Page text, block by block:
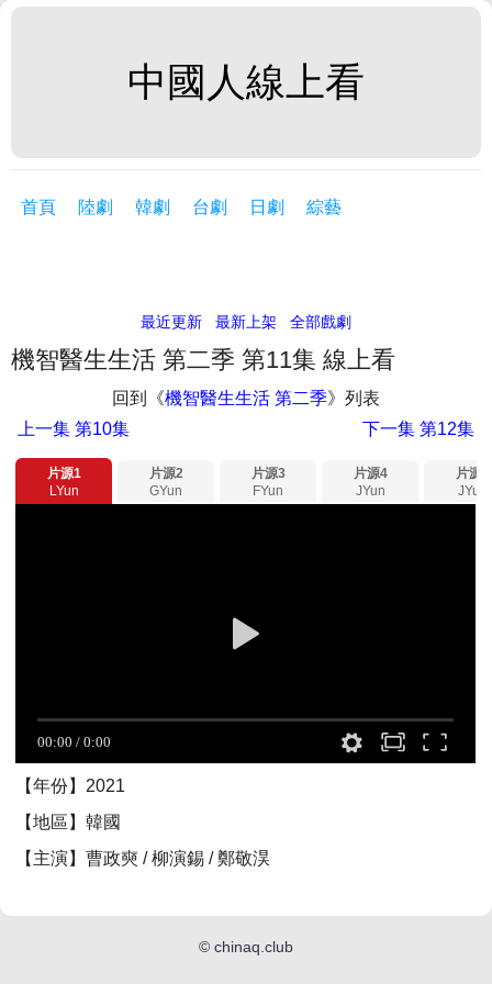
中國人線上看
首頁 陸劇 韓劇 台劇 日劇 綜藝
最近更新 最新上架 全部戲劇
機智醫生生活 第二季 第11集 線上看
回到《機智醫生生活 第二季》列表
上一集 第10集 下一集第12集
片源1
LYun
片源2
GYun
片源3
FYun
片源4
JYun
片源5
JYun
【年份】2021
【地區】韓國
【主演】曹政奭 / 柳演錫 / 鄭敬淏
© chinaq.club